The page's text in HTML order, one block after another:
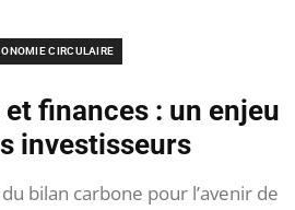
CIRCULAIRE
finances : un enjeu
investisseurs
bilan carbone pour l’avenir de